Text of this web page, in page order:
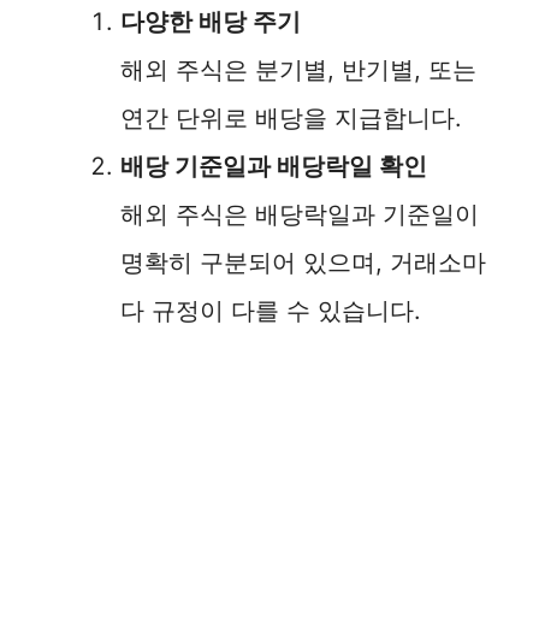
다양한 배당 주기
해외 주식은 분기별, 반기별, 또는
연간 단위로 배당을 지급합니다.
배당 기준일과 배당락일 확인
해외 주식은 배당락일과 기준일이
명확히 구분되어 있으며, 거래소마
다 규정이 다를 수 있습니다.